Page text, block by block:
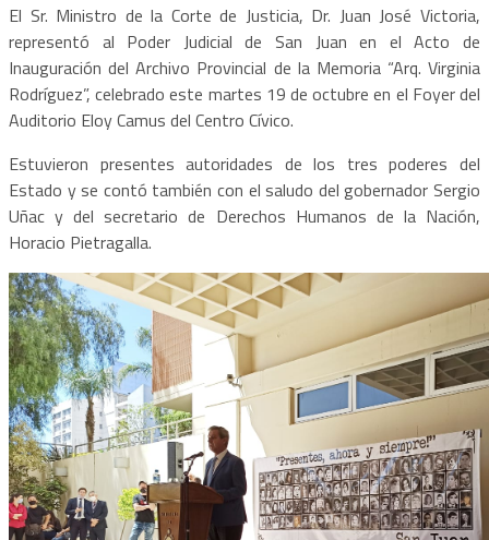
El Sr. Ministro de la Corte de Justicia, Dr. Juan José Victoria,
representó al Poder Judicial de San Juan en el Acto de
Inauguración del Archivo Provincial de la Memoria “Arq. Virginia
Rodríguez”, celebrado este martes 19 de octubre en el Foyer del
Auditorio Eloy Camus del Centro Cívico.
Estuvieron presentes autoridades de los tres poderes del
Estado y se contó también con el saludo del gobernador Sergio
Uñac y del secretario de Derechos Humanos de la Nación,
Horacio Pietragalla.